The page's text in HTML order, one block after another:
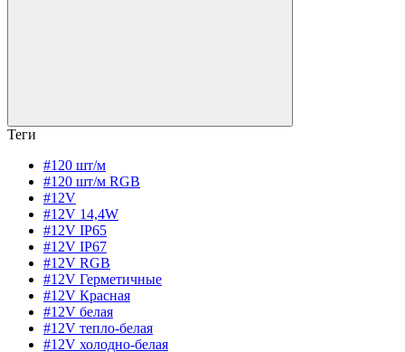
Теги
#120 шт/м
#120 шт/м RGB
#12V
#12V 14,4W
#12V IP65
#12V IP67
#12V RGB
#12V Герметичные
#12V Красная
#12V белая
#12V тепло-белая
#12V холодно-белая